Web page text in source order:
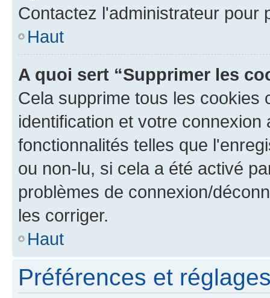
Contactez l'administrateur pour
Haut
A quoi sert “Supprimer les
Cela supprime tous les cookies
identification et votre
fonctionnalités telles que
ou non-lu, si cela a été activé
problèmes de connexion/
les corriger.
Haut
Préférences et